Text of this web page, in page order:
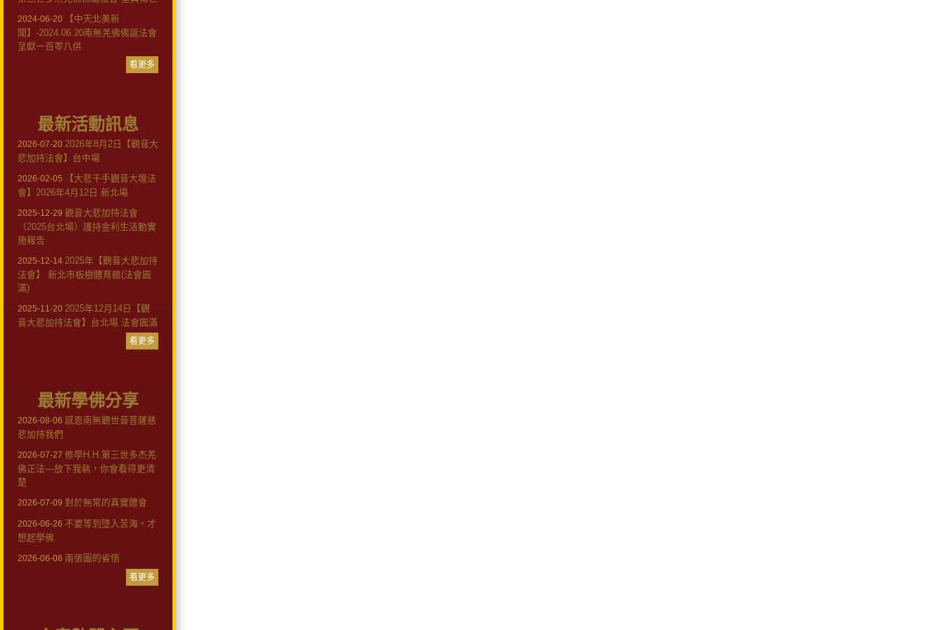
2024-06-20
【中天北美新
聞】-2024.06.20南無羌佛佛誕法會
呈獻一百零八供
看更多
最新活動訊息
2026-07-20 2026年8月2日【觀音大
悲加持法會】台中場
2026-02-05
【大悲千手觀音大壇法
會】2026年4月12日 新北場
2025-12-29 觀音大悲加持法會
（2025台北場）護持金利生活動實
施報告
2025-12-14 2025年【觀音大悲加持
法會】 新北市板樹體育館(法會圓
滿)
2025-11-20 2025年12月14日【觀
音大悲加持法會】台北場 法會圓滿
看更多
最新學佛分享
2026-08-06 感恩南無觀世音菩薩慈
悲加持我們
2026-07-27 修學H.H.第三世多杰羌
佛正法—放下我執，你會看得更清
楚
2026-07-09 對於無常的真實體會
2026-06-26 不要等到墮入苦海，才
想起學佛
2026-06-08 兩張圖的省悟
看更多